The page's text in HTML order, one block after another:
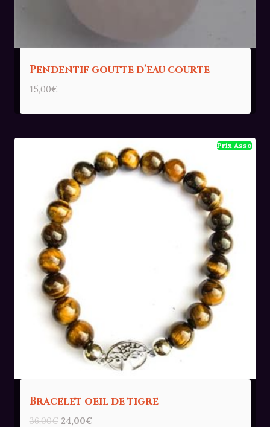
Pendentif goutte d’eau courte
15,00€
Bracelet oeil de tigre
36,00€ Le
24,00€Le